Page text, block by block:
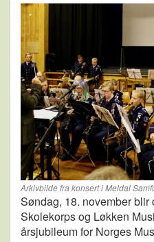
Arkivbilde fra konsert i Meldal
Søndag, 18. november blir
Skolekorps og Løkken
årsjubileum for Norges